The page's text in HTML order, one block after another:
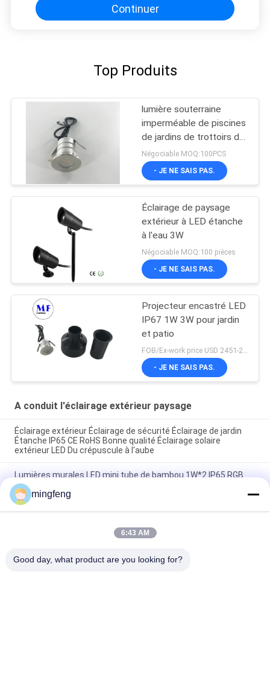
Continuer
Top Produits
lumière souterraine
imperméable de piscines
de jardins de trottoirs de
places de routes de
puce de CREE de 3W
LED
Négociable MOQ:100PCS
- JE NE SAIS PAS.
Éclairage de paysage
extérieur à LED étanche
à l'eau 3W
Négociable MOQ:100 pièces
- JE NE SAIS PAS.
Projecteur encastré LED
IP67 1W 3W pour jardin
et patio
- JE NE SAIS PAS.
A conduit l'éclairage extérieur paysage
Éclairage extérieur Éclairage de sécurité Éclairage de jardin
Étanche IP65 CE RoHS Bonne qualité Éclairage solaire
extérieur LED Du crépuscule à l'aube
Lumières murales LED mini tube de bambou 1W*2 IP65 RGB
Lampes murales imperméables vers le haut vers le bas
Lumière extérieure
Catégories populaires
mingfeng
6:43 AM
Good day, what product are you looking for?